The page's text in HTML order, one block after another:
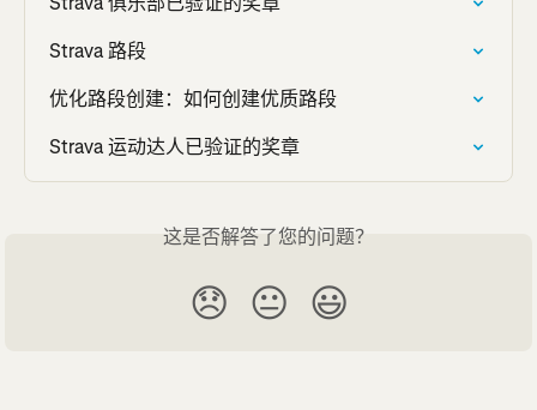
Strava 路段
优化路段创建：如何创建优质路段
Strava 运动达人已验证的奖章
这是否解答了您的问题？
😞 😐 😃